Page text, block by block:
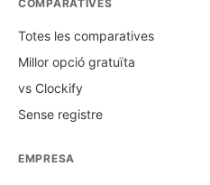
COMPARATIVES
Totes les comparatives
Millor opció gratuïta
vs Clockify
Sense registre
EMPRESA